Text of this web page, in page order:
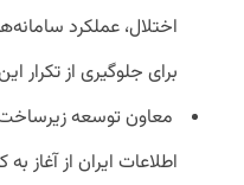
اختلال، عملکرد
برای جلوگیری از
معاون توسعه
اطلاعات ایران از آغاز